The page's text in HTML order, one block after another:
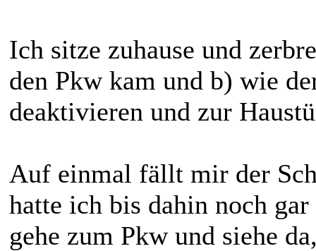
Ich sitze zuhause und
den Pkw kam und b) wie
deaktivieren und zur
Auf einmal fällt mir der
hatte ich bis dahin noch
gehe zum Pkw und siehe